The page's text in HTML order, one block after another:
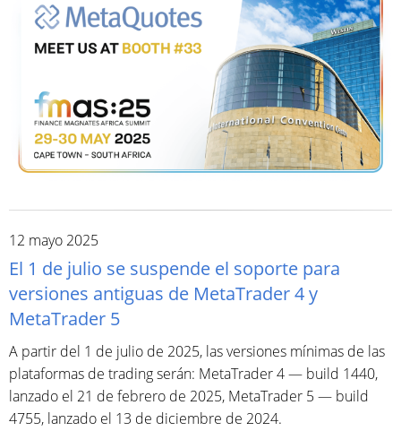
12 mayo 2025
El 1 de julio se suspende el soporte para
versiones antiguas de MetaTrader 4 y
MetaTrader 5
A partir del 1 de julio de 2025, las versiones mínimas de las
plataformas de trading serán: MetaTrader 4 — build 1440,
lanzado el 21 de febrero de 2025, MetaTrader 5 — build
4755, lanzado el 13 de diciembre de 2024.